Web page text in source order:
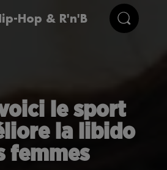
Hop & R'n'B
le sport
la libido
femmes